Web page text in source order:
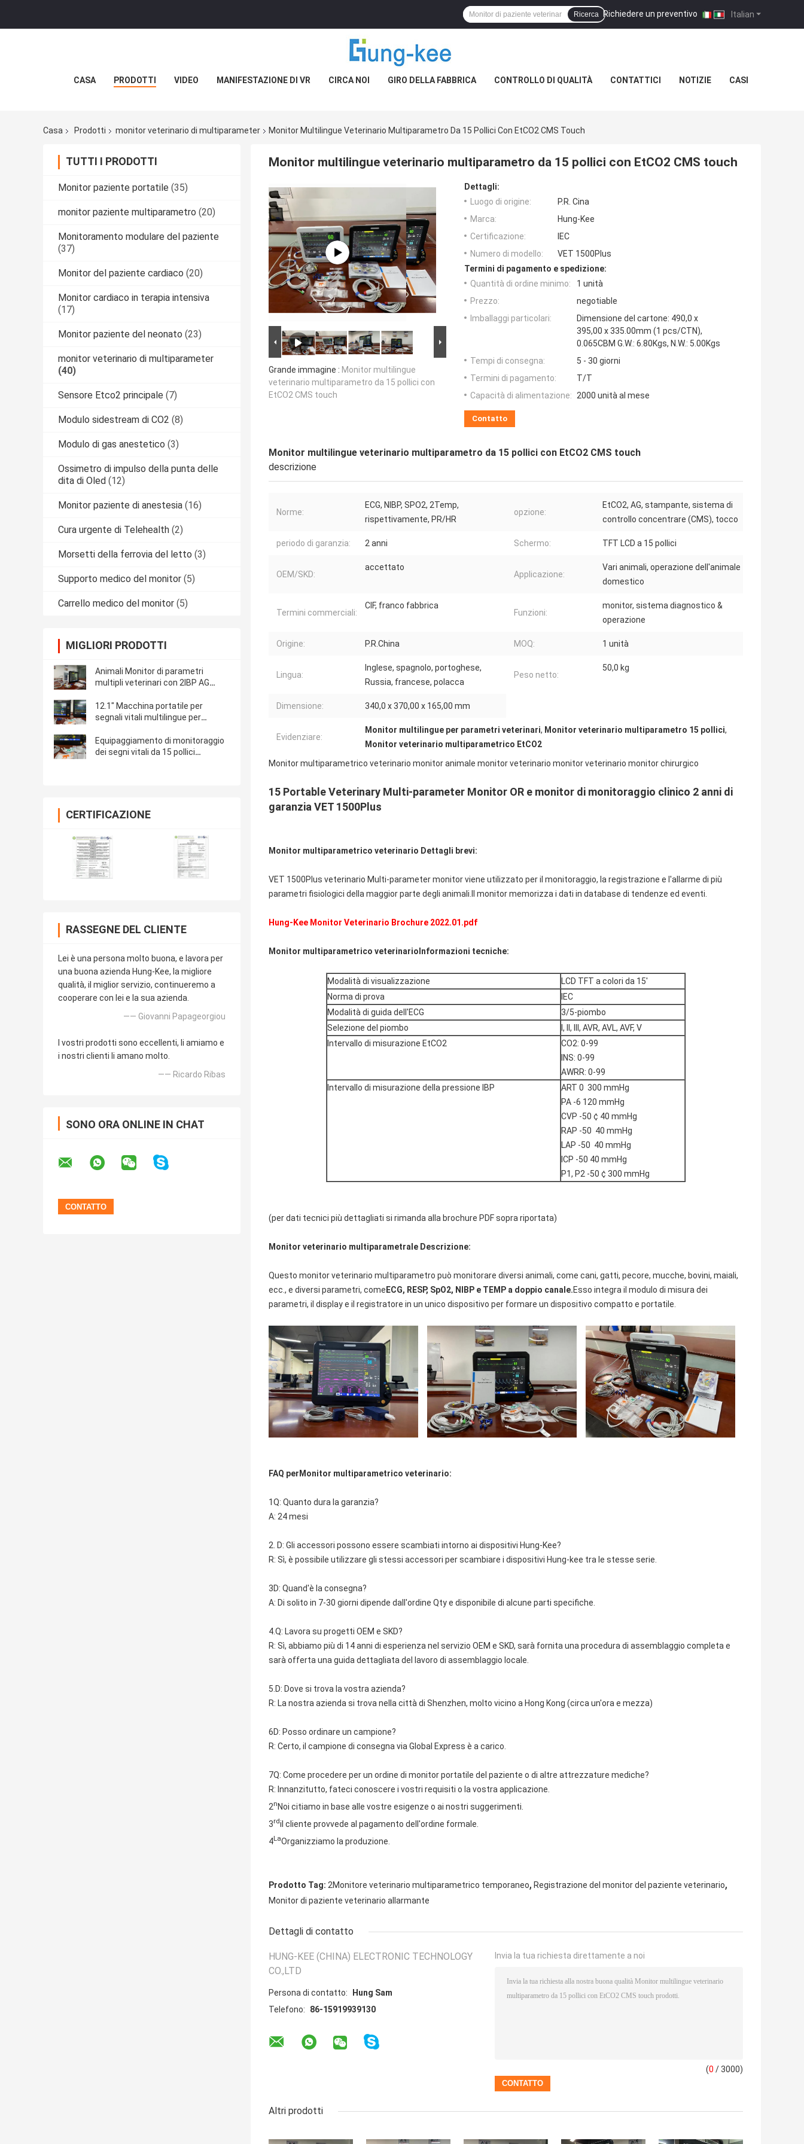
Italian
Richiedere un preventivo |
Ricerca
CASA PRODOTTI VIDEO MANIFESTAZIONE DI VR CIRCA NOI GIRO DELLA FABBRICA CONTROLLO DI QUALITÀ CONTATTICI NOTIZIE CASI
Casa Prodotti monitor veterinario di multiparameter Monitor Multilingue Veterinario Multiparametro Da 15 Pollici Con EtCO2 CMS Touch
TUTTI I PRODOTTI
Monitor paziente portatile (35)
monitor paziente multiparametro (20)
Monitoramento modulare del paziente
(37)
Monitor del paziente cardiaco (20)
Monitor cardiaco in terapia intensiva
(17)
Monitor paziente del neonato (23)
monitor veterinario di multiparameter
(40)
Sensore Etco2 principale (7)
Modulo sidestream di CO2 (8)
Modulo di gas anestetico (3)
Ossimetro di impulso della punta delle
dita di Oled (12)
Monitor paziente di anestesia (16)
Cura urgente di Telehealth (2)
Morsetti della ferrovia del letto (3)
Supporto medico del monitor (5)
Carrello medico del monitor (5)
MIGLIORI PRODOTTI
Animali Monitor di parametri
multipli veterinari con 2IBP AG
12.1" Macchina portatile per
segnali vitali multilingue per
Equipaggiamento di monitoraggio
dei segni vitali da 15 pollici
CERTIFICAZIONE
RASSEGNE DEL CLIENTE
Lei è una persona molto buona, e lavora per
una buona azienda Hung-Kee, la migliore
qualità, il miglior servizio, continueremo a
cooperare con lei e la sua azienda.
—— Giovanni Papageorgiou
I vostri prodotti sono eccellenti, li amiamo e
i nostri clienti li amano molto.
—— Ricardo Ribas
SONO ORA ONLINE IN CHAT
Monitor multilingue veterinario multiparametro da 15 pollici con EtCO2 CMS touch
Grande immagine : Monitor multilingue
veterinario multiparametro da 15 pollici con
EtCO2 CMS touch
Dettagli:
Luogo di origine:
P.R. Cina
Marca:
Hung-Kee
Certificazione:
IEC
Numero di modello:
VET 1500Plus
Termini di pagamento e spedizione:
Quantità di ordine minimo:
1 unità
Prezzo:
negotiable
Imballaggi particolari:
Dimensione del cartone: 490,0 x
395,00 x 335.00mm (1 pcs/CTN),
0.065CBM G.W.: 6.80Kgs, N.W.: 5.00Kgs
Tempi di consegna:
5 - 30 giorni
Termini di pagamento:
T/T
Capacità di alimentazione: 2000 unità al mese
Contatto
Monitor multilingue veterinario multiparametro da 15 pollici con EtCO2 CMS touch
descrizione
Norme:
ECG, NIBP, SPO2, 2Temp,
rispettivamente, PR/HR
opzione:
EtCO2, AG, stampante, sistema di
controllo concentrare (CMS), tocco
periodo di garanzia: 2 anni Schermo: TFT LCD a 15 pollici
OEM/SKD:
accettato
Applicazione:
Vari animali, operazione dell'animale
domestico
Termini commerciali:
CIF, franco fabbrica
Funzioni:
monitor, sistema diagnostico &
operazione
Origine: P.R.China MOQ: 1 unità
Lingua:
Inglese, spagnolo, portoghese,
Russia, francese, polacca
Peso netto:
50,0 kg
Dimensione: 340,0 x 370,00 x 165,00 mm
Evidenziare:
Monitor multilingue per parametri veterinari, Monitor veterinario multiparametro 15 pollici,
Monitor veterinario multiparametrico EtCO2
Monitor multiparametrico veterinario monitor animale monitor veterinario monitor veterinario monitor chirurgico
15 Portable Veterinary Multi-parameter Monitor OR e monitor di monitoraggio clinico 2 anni di
garanzia VET 1500Plus
Monitor multiparametrico veterinario Dettagli brevi:
VET 1500Plus veterinario Multi-parameter monitor viene utilizzato per il monitoraggio, la registrazione e l'allarme di più
parametri fisiologici della maggior parte degli animali.Il monitor memorizza i dati in database di tendenze ed eventi.
Hung-Kee Monitor Veterinario Brochure 2022.01.pdf
Monitor multiparametrico veterinario Informazioni tecniche:
Modalità di visualizzazione
LCD TFT a colori da 15'
Norma di prova
IEC
Modalità di guida dell'ECG
3/5-piombo
Selezione del piombo
I, II, III, AVR, AVL, AVF, V
Intervallo di misurazione EtCO2
CO2: 0-99
INS: 0-99
AWRR: 0-99
Intervallo di misurazione della pressione IBP
ART 0 ️ 300 mmHg
PA -6 120 mmHg
CVP -50 ¢ 40 mmHg
RAP -50 ️ 40 mmHg
LAP -50 ️ 40 mmHg
ICP -50 40 mmHg
P1, P2 -50 ¢ 300 mmHg
(per dati tecnici più dettagliati si rimanda alla brochure PDF sopra riportata)
Monitor veterinario multiparametrale Descrizione:
Questo monitor veterinario multiparametro può monitorare diversi animali, come cani, gatti, pecore, mucche, bovini, maiali,
ecc., e diversi parametri, come ECG, RESP, SpO2, NIBP e TEMP a doppio canale.Esso integra il modulo di misura dei
parametri, il display e il registratore in un unico dispositivo per formare un dispositivo compatto e portatile.
FAQ per Monitor multiparametrico veterinario:
1Q: Quanto dura la garanzia?
A: 24 mesi
2. D: Gli accessori possono essere scambiati intorno ai dispositivi Hung-Kee?
R: Sì, è possibile utilizzare gli stessi accessori per scambiare i dispositivi Hung-kee tra le stesse serie.
3D: Quand'è la consegna?
A: Di solito in 7-30 giorni dipende dall'ordine Qty e disponibile di alcune parti specifiche.
4.Q: Lavora su progetti OEM e SKD?
R: Sì, abbiamo più di 14 anni di esperienza nel servizio OEM e SKD, sarà fornita una procedura di assemblaggio completa e
sarà offerta una guida dettagliata del lavoro di assemblaggio locale.
5.D: Dove si trova la vostra azienda?
R: La nostra azienda si trova nella città di Shenzhen, molto vicino a Hong Kong (circa un'ora e mezza)
6D: Posso ordinare un campione?
R: Certo, il campione di consegna via Global Express è a carico.
7Q: Come procedere per un ordine di monitor portatile del paziente o di altre attrezzature mediche?
R: Innanzitutto, fateci conoscere i vostri requisiti o la vostra applicazione.
2n Noi citiamo in base alle vostre esigenze o ai nostri suggerimenti.
3rdil cliente provvede al pagamento dell'ordine formale.
4LaOrganizziamo la produzione.
Prodotto Tag: 2Monitore veterinario multiparametrico temporaneo, Registrazione del monitor del paziente veterinario,
Monitor di paziente veterinario allarmante
Dettagli di contatto
HUNG-KEE (CHINA) ELECTRONIC TECHNOLOGY
CO.,LTD
Persona di contatto:
Hung Sam
Telefono:
86-15919939130
Invia la tua richiesta direttamente a noi
(0 / 3000)
Altri prodotti